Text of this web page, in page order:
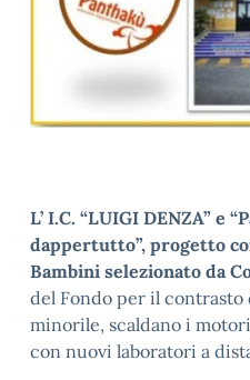
L’ I.C. “LUIGI DENZA” e
dappertutto”, progetto
Bambini selezionato da
del Fondo per il contrasto
minorile, scaldano i
con nuovi laboratori a